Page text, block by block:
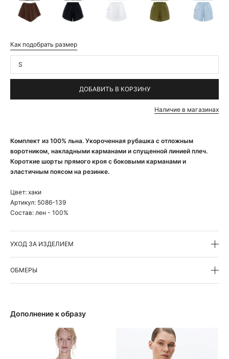
Комплект из 100% льна. Укороченная рубашка с отложным
воротником, накладными карманами и спущенной линией плеч.
Короткие шорты прямого кроя с боковыми карманами и
эластичным поясом на резинке.
Цвет: хаки
Артикул: 5086-139
Состав: лен - 100%
УХОД ЗА ИЗДЕЛИЕМ
ОБМЕРЫ
Как подобрать размер
S
ДОБАВИТЬ В КОРЗИНУ
Наличие в магазинах
Дополнение к образу